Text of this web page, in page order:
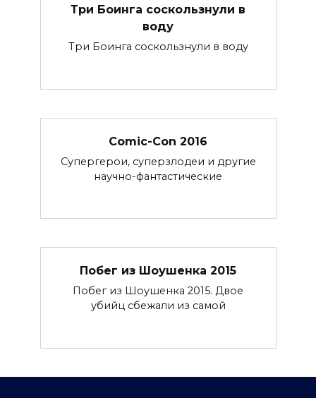
Три Боинга соскользнули в
воду
Три Боинга соскользнули в воду
Comic-Con 2016
Супергерои, суперзлодеи и другие
научно-фантастические
Побег из Шоушенка 2015
Побег из Шоушенка 2015. Двое
убийц сбежали из самой